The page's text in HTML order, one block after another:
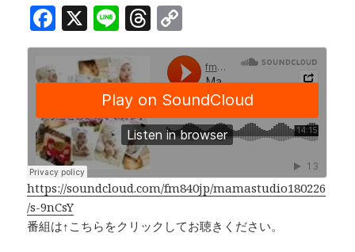
F
a
c
e
b
o
o
k
X Li
n
e
T
h
e
a
d
s
o
p
y
Li
n
k
https://soundcloud.com/fm840jp/mamastudio180226
/s-9nCsY
番組は↑こちらをクリックしてお聴きください。